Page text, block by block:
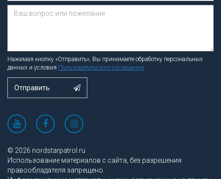
Нажимая кнопку «Отправить», Вы принимаете обработку персональных
данных и условия Пользовательского соглашения
Отправить
© 2026 nordstarpatrol.ru
Использование материалов с сайта, без разрешения
правообладателя запрещено.